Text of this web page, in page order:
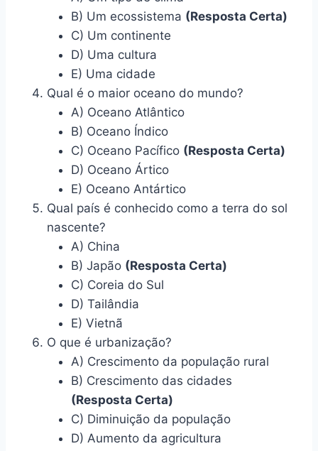
B) Um ecossistema (Resposta Certa)
C) Um continente
D) Uma cultura
E) Uma cidade
Qual é o maior oceano do mundo?
A) Oceano Atlântico
B) Oceano Índico
C) Oceano Pacífico (Resposta Certa)
D) Oceano Ártico
E) Oceano Antártico
Qual país é conhecido como a terra do sol
nascente?
A) China
B) Japão (Resposta Certa)
C) Coreia do Sul
D) Tailândia
E) Vietnã
O que é urbanização?
A) Crescimento da população rural
B) Crescimento das cidades
(Resposta Certa)
C) Diminuição da população
D) Aumento da agricultura